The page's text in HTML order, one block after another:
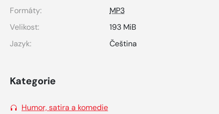
Formáty:
MP3
Velikost:
193 MiB
Jazyk:
Čeština
Kategorie
Humor, satira a komedie